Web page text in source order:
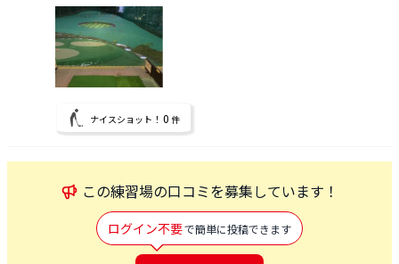
ナイスショット！ 0 件
この練習場の口コミを募集しています！
ログイン不要で簡単に投稿できます